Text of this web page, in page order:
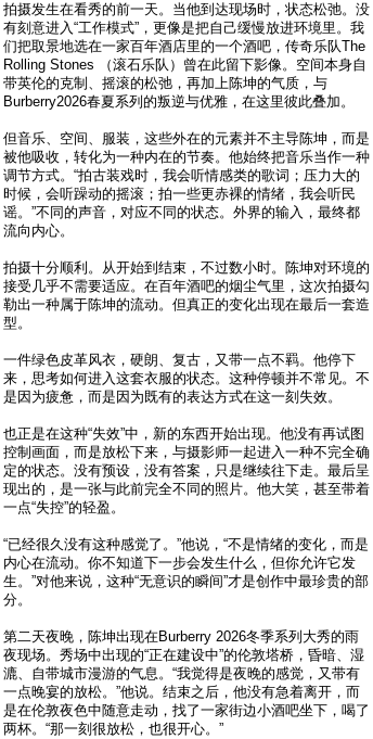
拍摄发生在看秀的前一天。当他到达现场时，状态松弛。没
有刻意进入“工作模式”，更像是把自己缓慢放进环境里。我
们把取景地选在一家百年酒店里的一个酒吧，传奇乐队The
Rolling Stones （滚石乐队）曾在此留下影像。空间本身自
带英伦的克制、摇滚的松弛，再加上陈坤的气质，与
Burberry2026春夏系列的叛逆与优雅，在这里彼此叠加。
但音乐、空间、服装，这些外在的元素并不主导陈坤，而是
被他吸收，转化为一种内在的节奏。他始终把音乐当作一种
调节方式。“拍古装戏时，我会听情感类的歌词；压力大的
时候，会听躁动的摇滚；拍一些更赤裸的情绪，我会听民
谣。”不同的声音，对应不同的状态。外界的输入，最终都
流向内心。
拍摄十分顺利。从开始到结束，不过数小时。陈坤对环境的
接受几乎不需要适应。在百年酒吧的烟尘气里，这次拍摄勾
勒出一种属于陈坤的流动。但真正的变化出现在最后一套造
型。
一件绿色皮革风衣，硬朗、复古，又带一点不羁。他停下
来，思考如何进入这套衣服的状态。这种停顿并不常见。不
是因为疲惫，而是因为既有的表达方式在这一刻失效。
也正是在这种“失效”中，新的东西开始出现。他没有再试图
控制画面，而是放松下来，与摄影师一起进入一种不完全确
定的状态。没有预设，没有答案，只是继续往下走。最后呈
现出的，是一张与此前完全不同的照片。他大笑，甚至带着
一点“失控”的轻盈。
“已经很久没有这种感觉了。”他说，“不是情绪的变化，而是
内心在流动。你不知道下一步会发生什么，但你允许它发
生。”对他来说，这种“无意识的瞬间”才是创作中最珍贵的部
分。
第二天夜晚，陈坤出现在Burberry 2026冬季系列大秀的雨
夜现场。秀场中出现的“正在建设中”的伦敦塔桥，昏暗、湿
漉、自带城市漫游的气息。“我觉得是夜晚的感觉，又带有
一点晚宴的放松。”他说。结束之后，他没有急着离开，而
是在伦敦夜色中随意走动，找了一家街边小酒吧坐下，喝了
两杯。“那一刻很放松，也很开心。”